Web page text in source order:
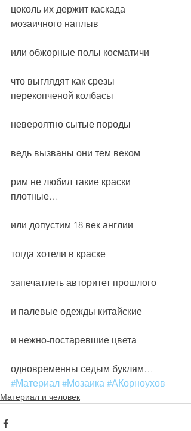
цоколь их держит каскада
мозаичного наплыв
или обжорные полы косматичи
что выглядят как срезы
перекопченой колбасы
невероятно сытые породы
ведь вызваны они тем веком
рим не любил такие краски
плотные…
или допустим 18 век англии
тогда хотели в краске
запечатлеть авторитет прошлого
и палевые одежды китайские
и нежно-постаревшие цвета
одновременны седым буклям…
#Материал #Мозаика #АКорноухов
Материал и человек